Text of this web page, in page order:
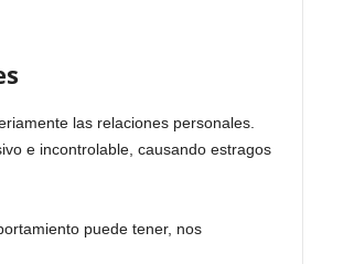
las relaciones personales.
e incontrolable, causando estragos
puede tener, nos